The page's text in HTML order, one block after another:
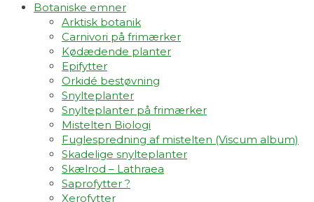
Botaniske emner
Arktisk botanik
Carnivori på frimærker
Kødædende planter
Epifytter
Orkidé bestøvning
Snylteplanter
Snylteplanter på frimærker
Mistelten Biologi
Fuglespredning af mistelten (Viscum album)​
Skadelige snylteplanter
Skælrod – Lathraea
Saprofytter ?
Xerofytter